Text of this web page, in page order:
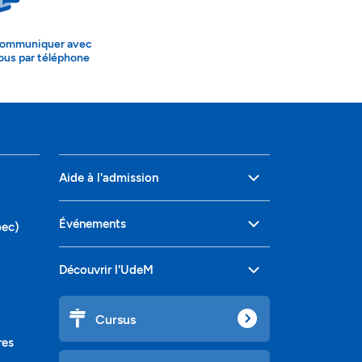
avec
par téléphone
Aide à l'admission
Événements
Découvrir l'UdeM
Cursus